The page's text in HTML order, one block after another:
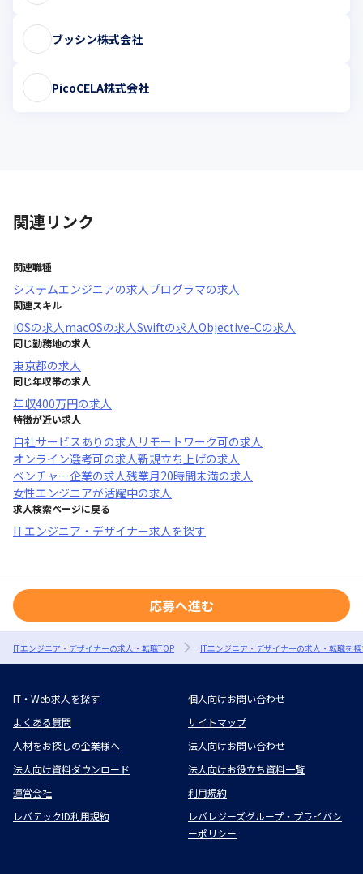
ブッシン株式会社
PicoCELA株式会社
関連リンク
関連職種
システムエンジニアの求人プログラマの求人
関連スキル
iOSの求人macOSの求人Swiftの求人Objective-Cの求人
同じ勤務地の求人
東京都の求人
同じ年収帯の求人
年収400万円の求人
特徴が近い求人
自社サービスあり の求人 リモートワーク可の求人
オンライン選考可の求人新規立ち上げの求人
ベンチャー企業の求人残業月20時間未満の求人
女性エンジニアが活躍中の求人
求人検索ページに戻る
ITエンジニア・デザイナー求人を探す
応募へ進む
ITエンジニア・デザイナーの求人・転職TOP ITエンジニア・デザイナーの求人・転職を
IT・Web求人を探す
個人向けお問い合わせ
よくある質問
サイトマップ
人材をお探しの企業様へ
法人向けお問い合わせ
法人向け資料ダウンロード
法人向けお役立ち資料一覧
運営会社
利用規約
レバテックID利用規約
レバレジーズグループ・プライバシ
ーポリシー